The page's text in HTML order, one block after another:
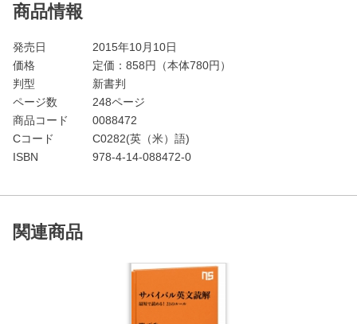
商品情報
発売日
2015年10月10日
価格
定価： 858円（本体780円）
判型
新書判
ページ数
248ページ
商品コード
0088472
Cコード
C0282(英（米）語)
ISBN
978-4-14-088472-0
関連商品